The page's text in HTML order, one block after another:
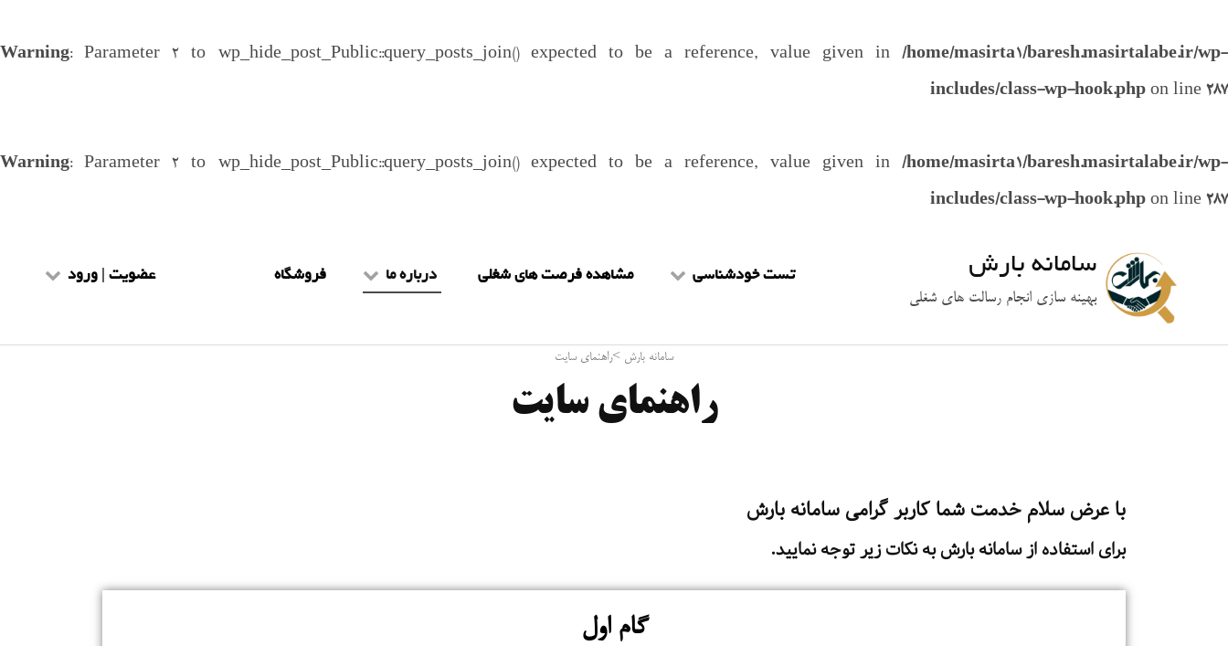
Warning: Parameter 2 to wp_hide_post_Public::query_posts_join() expected to be a reference, value given in /home/masirta1/baresh.masirtalabe.ir/wp-
includes/class-wp-hook.php on line 287
Warning: Parameter 2 to wp_hide_post_Public::query_posts_join() expected to be a reference, value given in /home/masirta1/baresh.masirtalabe.ir/wp-
includes/class-wp-hook.php on line 287
سامانه بارش
بهینه سازی انجام رسالت های شغلی
تست خودشناسی
تست mbti
مشاهده فرصت های شغلی درباره ما
شرایط و ضوابط
فروشگاه عضویت | ورود
عضویت طلاب
سامانه بارش >راهنمای سایت
راهنمای سایت
با عرض سلام خدمت شما کاربر گرامی سامانه بارش
برای استفاده از سامانه بارش به نکات زیر توجه نمایید.
گام اول